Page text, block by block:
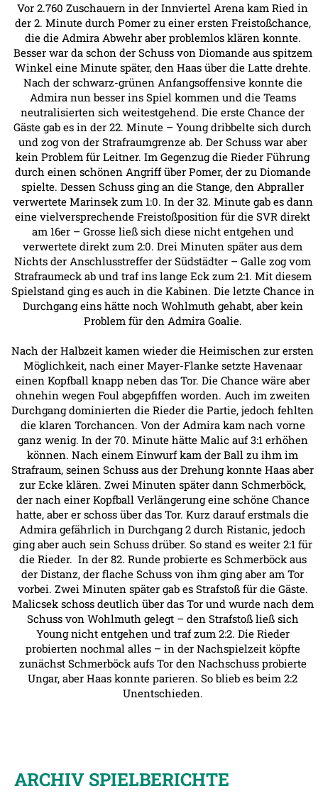
Vor 2.760 Zuschauern in der Innviertel Arena kam Ried in
der 2. Minute durch Pomer zu einer ersten Freistoßchance,
die die Admira Abwehr aber problemlos klären konnte.
Besser war da schon der Schuss von Diomande aus spitzem
Winkel eine Minute später, den Haas über die Latte drehte.
Nach der schwarz-grünen Anfangsoffensive konnte die
Admira nun besser ins Spiel kommen und die Teams
neutralisierten sich weitestgehend. Die erste Chance der
Gäste gab es in der 22. Minute – Young dribbelte sich durch
und zog von der Strafraumgrenze ab. Der Schuss war aber
kein Problem für Leitner. Im Gegenzug die Rieder Führung
durch einen schönen Angriff über Pomer, der zu Diomande
spielte. Dessen Schuss ging an die Stange, den Abpraller
verwertete Marinsek zum 1:0. In der 32. Minute gab es dann
eine vielversprechende Freistoßposition für die SVR direkt
am 16er – Grosse ließ sich diese nicht entgehen und
verwertete direkt zum 2:0. Drei Minuten später aus dem
Nichts der Anschlusstreffer der Südstädter – Galle zog vom
Strafraumeck ab und traf ins lange Eck zum 2:1. Mit diesem
Spielstand ging es auch in die Kabinen. Die letzte Chance in
Durchgang eins hätte noch Wohlmuth gehabt, aber kein
Problem für den Admira Goalie.
Nach der Halbzeit kamen wieder die Heimischen zur ersten
Möglichkeit, nach einer Mayer-Flanke setzte Havenaar
einen Kopfball knapp neben das Tor. Die Chance wäre aber
ohnehin wegen Foul abgepfiffen worden. Auch im zweiten
Durchgang dominierten die Rieder die Partie, jedoch fehlten
die klaren Torchancen. Von der Admira kam nach vorne
ganz wenig. In der 70. Minute hätte Malic auf 3:1 erhöhen
können. Nach einem Einwurf kam der Ball zu ihm im
Strafraum, seinen Schuss aus der Drehung konnte Haas aber
zur Ecke klären. Zwei Minuten später dann Schmerböck,
der nach einer Kopfball Verlängerung eine schöne Chance
hatte, aber er schoss über das Tor. Kurz darauf erstmals die
Admira gefährlich in Durchgang 2 durch Ristanic, jedoch
ging aber auch sein Schuss drüber. So stand es weiter 2:1 für
die Rieder. In der 82. Runde probierte es Schmerböck aus
der Distanz, der flache Schuss von ihm ging aber am Tor
vorbei. Zwei Minuten später gab es Strafstoß für die Gäste.
Malicsek schoss deutlich über das Tor und wurde nach dem
Schuss von Wohlmuth gelegt – den Strafstoß ließ sich
Young nicht entgehen und traf zum 2:2. Die Rieder
probierten nochmal alles – in der Nachspielzeit köpfte
zunächst Schmerböck aufs Tor den Nachschuss probierte
Ungar, aber Haas konnte parieren. So blieb es beim 2:2
Unentschieden.
ARCHIV SPIELBERICHTE